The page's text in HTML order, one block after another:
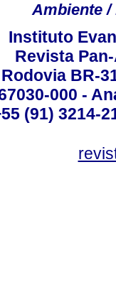
Ambiente /
Instituto
Revista
Rodovia BR-
000 -
(91) 3214-